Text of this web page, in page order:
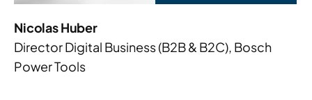
Nicolas Huber
Director Digital Business (B2B & B2C), Bosch
Power Tools